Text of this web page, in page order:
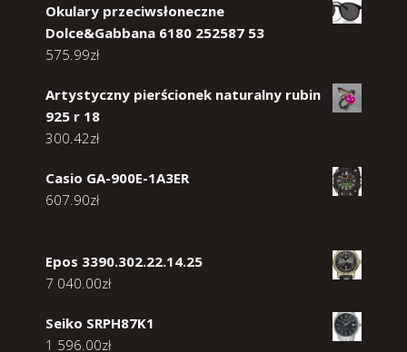
Okulary przeciwsłoneczne
Dolce&Gabbana 6180 252587 53
575.99zł
Artystyczny pierścionek naturalny rubin
925 r 18
300.42zł
Casio GA-900E-1A3ER
607.90zł
Epos 3390.302.22.14.25
7 040.00zł
Seiko SRPH87K1
1 596.00zł